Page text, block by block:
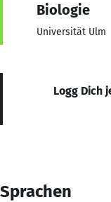
Biologie
Universität Ulm
Logg Dich
Sprachen